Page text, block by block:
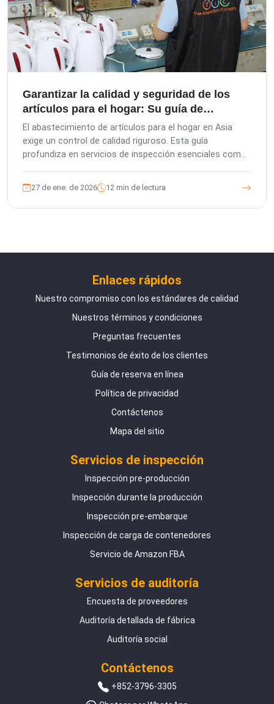
Garantizar la calidad y seguridad de los
artículos para el hogar: Su guía de
servicios de inspección
El abastecimiento de artículos para el hogar en Asia
exige un control de calidad riguroso. Esta guía
profundiza en servicios de inspección esenciales como
inspecciones de terceros protegen sus inversiones,
mejoran la calidad del producto y gestionan los riesgos
de la cadena de suministro de manera efectiva.
27 de ene. de 2026 12 min de lectura
Enlaces rápidos
Nuestro compromiso con los estándares de calidad
Nuestros términos y condiciones
Preguntas frecuentes
Testimonios de éxito de los clientes
Guía de reserva en línea
Política de privacidad
Contáctenos
Mapa del sitio
Servicios de inspección
Inspección pre-producción
Inspección durante la producción
Inspección pre-embarque
Inspección de carga de contenedores
Servicio de Amazon FBA
Servicios de auditoría
Encuesta de proveedores
Auditoría detallada de fábrica
Auditoría social
Contáctenos
+852-3796-3305